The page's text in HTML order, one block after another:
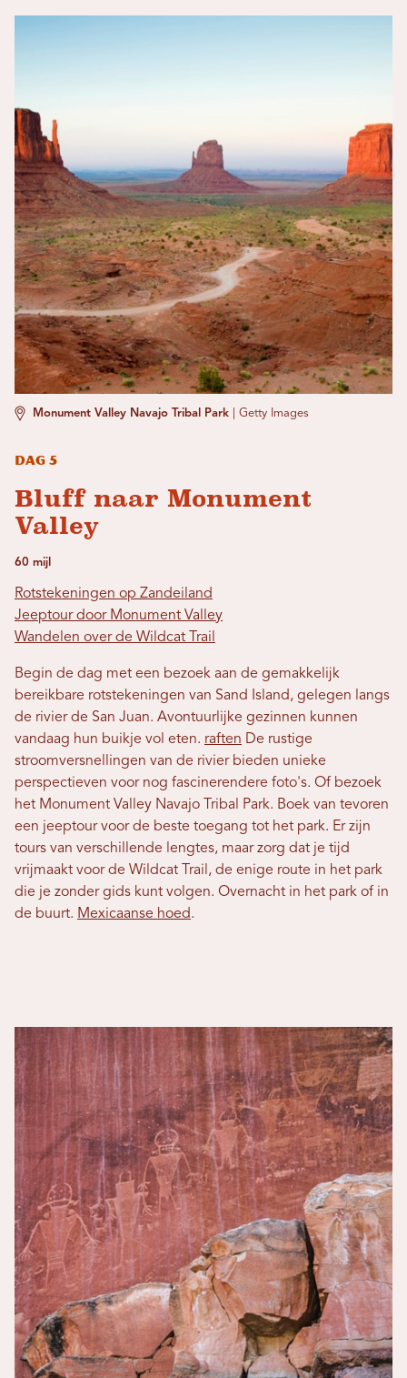
Monument Valley Navajo Tribal Park Getty Images
Dag 5
Bluff naar Monument
Valley
60 mijl
Rotstekeningen op Zandeiland
Jeeptour door Monument Valley
Wandelen over de Wildcat Trail
Begin de dag met een bezoek aan de gemakkelijk
bereikbare rotstekeningen van Sand Island, gelegen langs
de rivier de San Juan. Avontuurlijke gezinnen kunnen
vandaag hun buikje vol eten. raften De rustige
stroomversnellingen van de rivier bieden unieke
perspectieven voor nog fascinerendere foto's. Of bezoek
het Monument Valley Navajo Tribal Park. Boek van tevoren
een jeeptour voor de beste toegang tot het park. Er zijn
tours van verschillende lengtes, maar zorg dat je tijd
vrijmaakt voor de Wildcat Trail, de enige route in het park
die je zonder gids kunt volgen. Overnacht in het park of in
de buurt. Mexicaanse hoed.